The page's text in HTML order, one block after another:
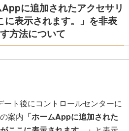
に追加されたアクセサリ
に表示されます。」を非表
方法について
ト後にコントロールセンターに
案内 「ホームAppに追加された